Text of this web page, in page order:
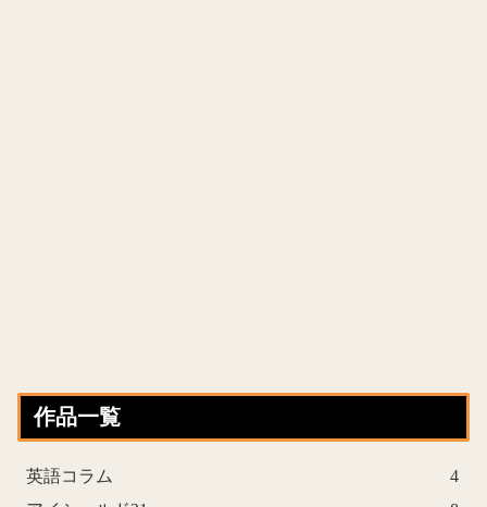
作品一覧
英語コラム
4